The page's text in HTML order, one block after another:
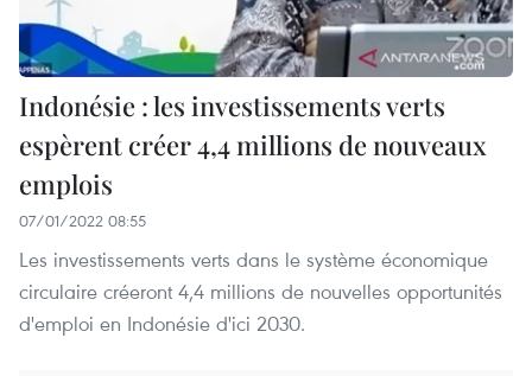
Indonésie : les investissements verts
espèrent créer 4,4 millions de nouveaux
emplois
07/01/2022 08:55
Les investissements verts dans le système économique
circulaire créeront 4,4 millions de nouvelles opportunités
d'emploi en Indonésie d'ici 2030.